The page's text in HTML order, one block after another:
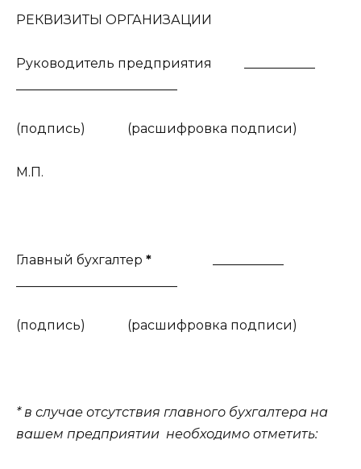
РЕКВИЗИТЫ ОРГАНИЗАЦИИ
Руководитель предприятия ___________
(подпись) (расшифровка подписи)
М.П.
Главный бухгалтер *
(подпись) (расшифровка подписи)
* в случае отсутствия главного бухгалтера на
вашем предприятии необходимо отметить: